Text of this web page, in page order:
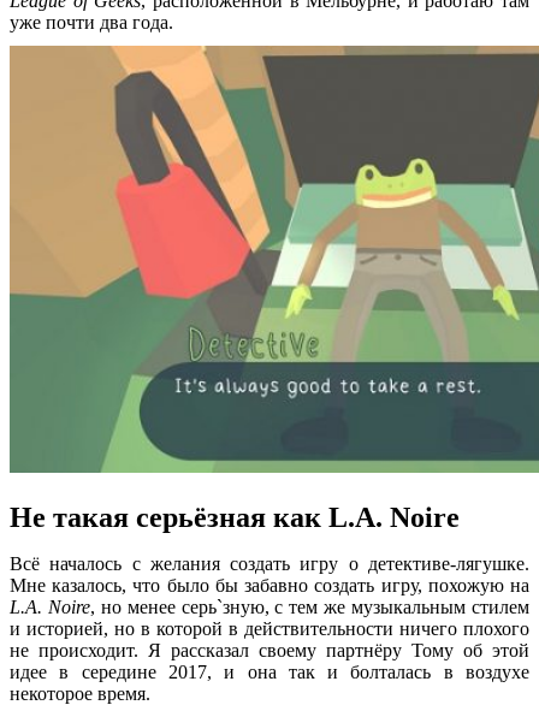
уже почти два года.
Не такая серьёзная как L.A. Noire
Всё началось с желания создать игру о детективе-лягушке.
Мне казалось, что было бы забавно создать игру, похожую на
L.A. Noire, но менее серь`зную, с тем же музыкальным стилем
и историей, но в которой в действительности ничего плохого
не происходит. Я рассказал своему партнёру Тому об этой
идее в середине 2017, и она так и болталась в воздухе
некоторое время.